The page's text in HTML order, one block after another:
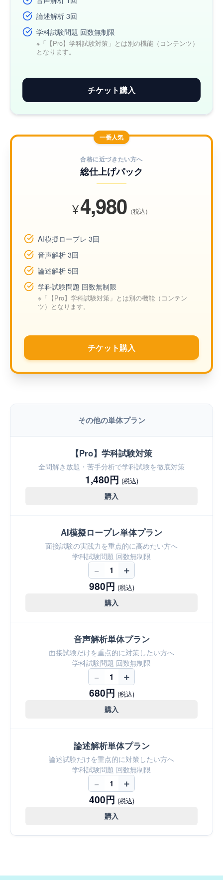
論述解析 3回
学科試験問題 回数無制限
※「【Pro】学科試験対策」とは別の機能（コンテンツ）
となります。
チケット購入
一番人気
合格に近づきたい方へ
総仕上げパック
¥4,980 （税込）
AI模擬ロープレ 3回
音声解析 3回
論述解析 5回
学科試験問題 回数無制限
※「【Pro】学科試験対策」とは別の機能（コンテン
ツ）となります。
チケット購入
その他の単体プラン
【Pro】学科試験対策
全問解き放題・苦手分析で学科試験を徹底対策
1,480円 (税込)
購入
AI模擬ロープレ単体プラン
面接試験の実践力を重点的に高めたい方へ
学科試験問題 回数無制限
− 1 ＋
980円 (税込)
購入
音声解析単体プラン
面接試験だけを重点的に対策したい方へ
学科試験問題 回数無制限
− 1 ＋
680円 (税込)
購入
論述解析単体プラン
論述試験だけを重点的に対策したい方へ
学科試験問題 回数無制限
− 1 ＋
400円 (税込)
購入